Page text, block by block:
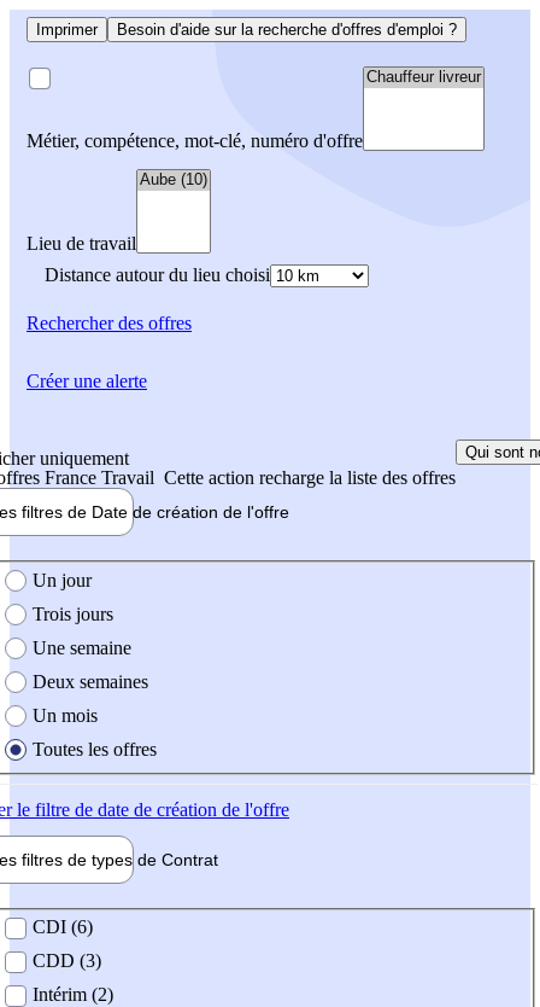
Imprimer Besoin d'aide sur la recherche d'offres d'emploi ?
Métier, compétence, mot-clé, numéro d'offre
Lieu de travail
Distance autour du lieu choisi
Rechercherdes offres
uniquement
France Travail Cette action recharge la liste des offres
Qui sont
filtres de Date de création de l'offre
création de l'offre
Un jour
Trois jours
Une semaine
Deux semaines
Un mois
Toutes les offres
le filtre de date de création de l'offre
filtres de types de Contrat
contrat
CDI (6)
CDD (3)
Intérim (2)
Créer une alerte